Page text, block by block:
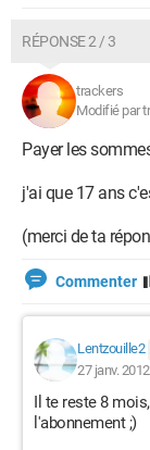
RÉPONSE 2 / 3
trackers
Modifié par
Payer les
j'ai que 17 ans
(merci de ta
Commenter
Lentzouille2
27 janv.
Il te reste 8
l'abonnement ;)